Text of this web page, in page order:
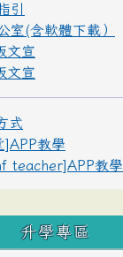
引
室(含軟體下載）
文宣
文宣
式
]APP教學
teacher]APP教學
升學專區